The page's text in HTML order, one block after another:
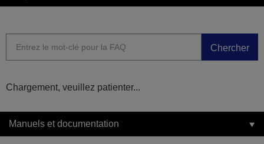
Chercher
Chargement, veuillez patienter...
Manuels et documentation